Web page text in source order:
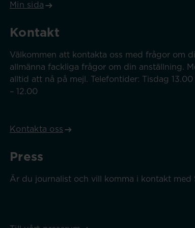
Min sida
Kontakt
Välkommen att kontakta oss med frågor om
allmänna fackliga frågor om din anställning.
alltid att nå på mejl. Telefontider: Tisdag
– 12.00
Kontakta oss
Press
Är du journalist och vill komma i kontakt med